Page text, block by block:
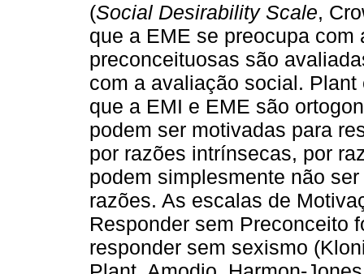
(Social Desirability Scale,
que a EME se preocupa
preconceituosas são
com a avaliação social.
que a EMI e EME são
podem ser motivadas para
por razões intrínsecas, por
podem simplesmente não
razões. As escalas de
Responder sem Preconceito
responder sem sexismo